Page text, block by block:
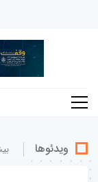
ویدئوها